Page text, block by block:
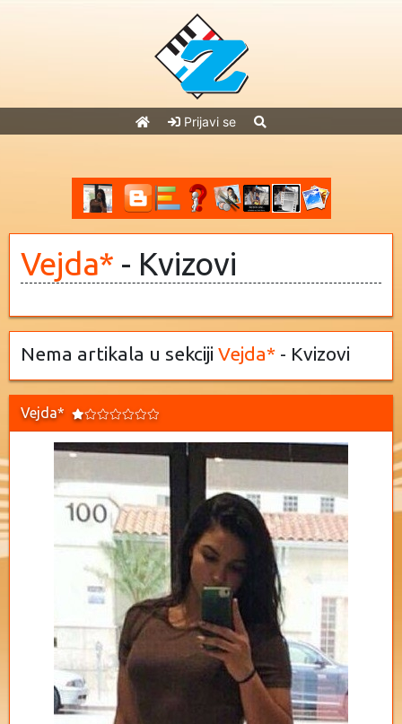
Prijavi se
Vejda* - Kvizovi
Nema artikala u sekciji Vejda* - Kvizovi
Vejda*